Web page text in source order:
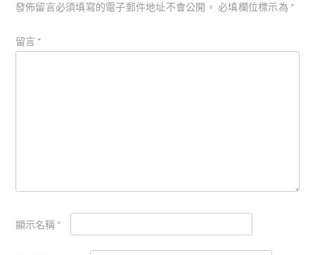
發佈留言必須填寫的電子郵件地址不會公開。 必填欄位標示為 *
留言 *
顯示名稱 *